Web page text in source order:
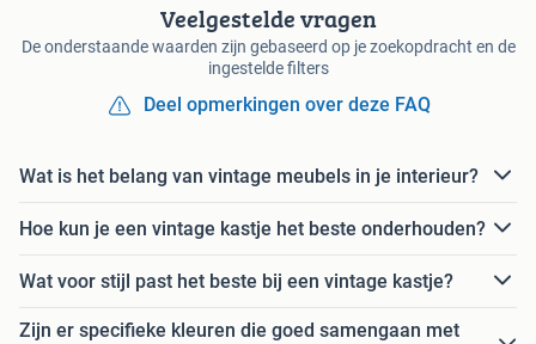
Veelgestelde vragen
De onderstaande waarden zijn gebaseerd op je zoekopdracht en de
ingestelde filters
Deel opmerkingen over deze FAQ
Wat is het belang van vintage meubels in je interieur?
Hoe kun je een vintage kastje het beste onderhouden?
Wat voor stijl past het beste bij een vintage kastje?
Zijn er specifieke kleuren die goed samengaan met